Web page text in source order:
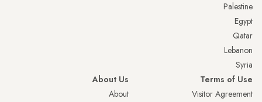
Palestine
Egypt
Qatar
Lebanon
Syria
Terms of Use
Visitor Agreement
About Us
About